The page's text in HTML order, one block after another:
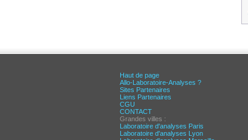
Haut de page
Allo-Laboratoire-Analyses ?
Sites Partenaires
Liens Partenaires
CGU
CONTACT
Grandes villes :
Laboratoire d'analyses Paris
Laboratoire d'analyses Lyon